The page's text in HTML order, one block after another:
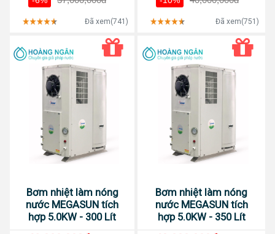
Đã xem(741) Đã xem(751)
Bơm nhiệt làm nóng
nước MEGASUN tích
hợp 5.0KW - 300 Lít
Bơm nhiệt làm nóng
nước MEGASUN tích
hợp 5.0KW - 350 Lít